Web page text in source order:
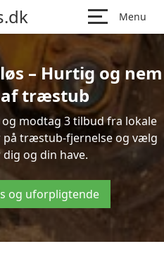
Menu
– Hurtig og nem
træstub
modtag 3 tilbud fra lokale
på træstub-fjernelse og vælg
og din have.
og uforpligtende